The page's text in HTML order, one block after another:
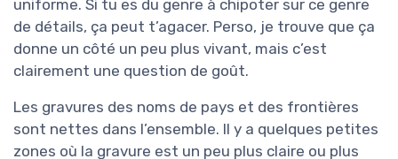
uniforme. Si tu es du genre à chipoter sur ce genre
de détails, ça peut t’agacer. Perso, je trouve que ça
donne un côté un peu plus vivant, mais c’est
clairement une question de goût.
Les gravures des noms de pays et des frontières
sont nettes dans l’ensemble. Il y a quelques petites
zones où la gravure est un peu plus claire ou plus